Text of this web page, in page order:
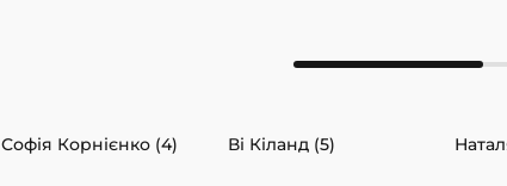
Софія Корнієнко (4) Ві Кіланд (5)